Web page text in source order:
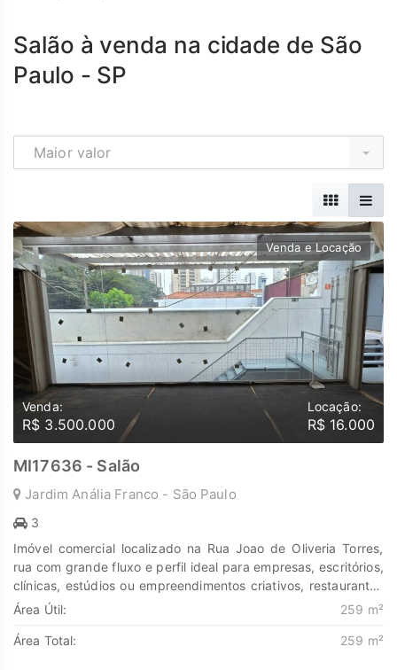
Salão à venda na cidade de São
Paulo - SP
Maior valor
Venda e Locação
Venda:
R$ 3.500.000
Locação:
R$ 16.000
MI17636 - Salão
Jardim Anália Franco - São Paulo
3
Imóvel comercial localizado na Rua Joao de Oliveria Torres,
rua com grande fluxo e perfil ideal para empresas, escritórios,
clínicas, estúdios ou empreendimentos criativos, restaurantes
e bares . O terreno possui 259m² (10x25) com
com 4 salas amplas, 2 banheiros e vagas para até 4 veículos.
Área Útil: 259 m²
Área Total: 259 m²